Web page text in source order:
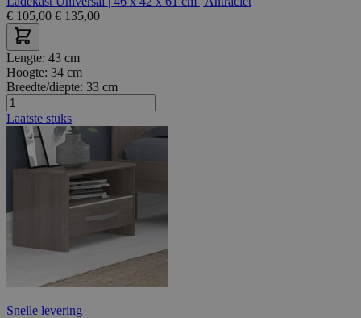
€ 105,00 € 135,00
Lengte: 43 cm
Hoogte: 34 cm
Breedte/diepte: 33 cm
Laatste stuks
Snelle levering